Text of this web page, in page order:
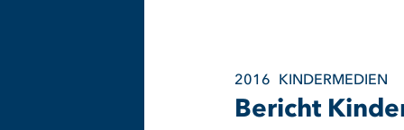
2016 KINDERMEDIEN
Bericht